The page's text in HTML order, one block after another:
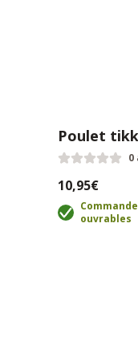
Poulet
0
10,95€
ouvrables